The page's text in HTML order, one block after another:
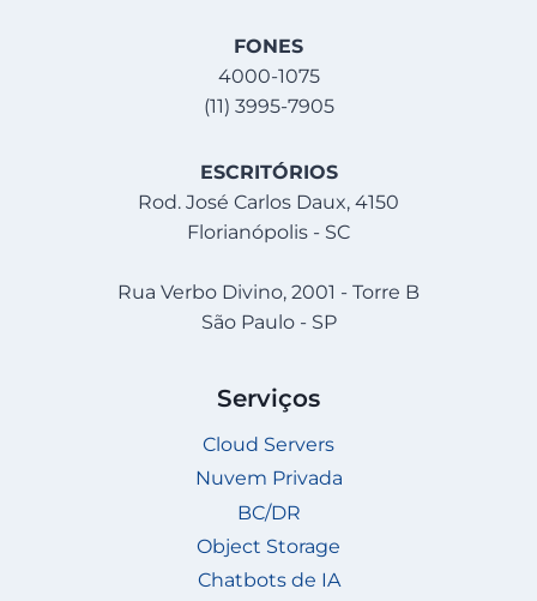
FONES
4000-1075
(11) 3995-7905
ESCRITÓRIOS
Rod. José Carlos Daux, 4150
Florianópolis - SC
Rua Verbo Divino, 2001 - Torre B
São Paulo - SP
Serviços
Cloud Servers
Nuvem Privada
BC/DR
Object Storage
Chatbots de IA